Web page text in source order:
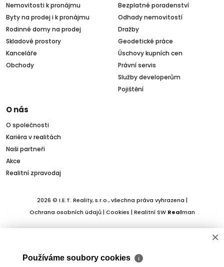
Nemovitosti k pronájmu
Byty na prodej i k pronájmu
Rodinné domy na prodej
Skladové prostory
Kanceláře
Obchody
Bezplatné poradenství
Odhady nemovitostí
Dražby
Geodetické práce
Úschovy kupních cen
Právní servis
Služby developerům
Pojištění
O nás
O společnosti
Kariéra v realitách
Naši partneři
Akce
Realitní zpravodaj
2026 © I.E.T. Reality, s.r.o., všechna práva vyhrazena |
Ochrana osobních údajů| Cookies | Realitní SW Realman
×
Používáme soubory cookies ℹ